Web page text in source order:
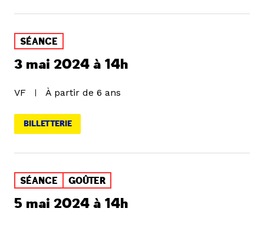
SÉANCE
3 mai 2024 à 14h
VF À partir de 6 ans
BILLETTERIE
SÉANCE GOÛTER
5 mai 2024 à 14h